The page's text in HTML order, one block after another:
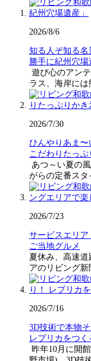
2026/8/6
知る人ぞ知る名
勝手に紀州穴場
遊び心のアン
ラス、海岸に
2026/7/30
ひんやりあま〜
こだわりたっぷ
あつ～い夏の
がらの定番ス
2026/7/23
サービスエリ
ご当地グルメ
夏休み、高速
アのリビング
2026/7/16
3D技術で本物そ
レプリカをつ
昨年10月に開